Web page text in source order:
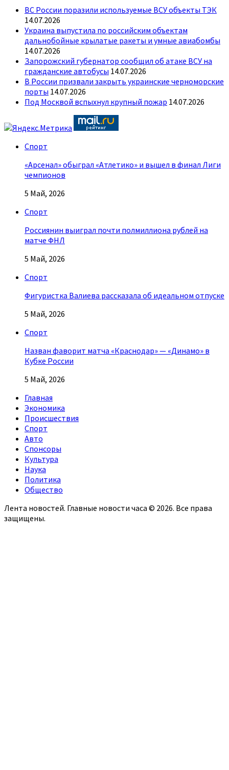
ВС России поразили используемые ВСУ объекты ТЭК
14.07.2026
Украина выпустила по российским объектам
дальнобойные крылатые ракеты и умные авиабомбы
14.07.2026
Запорожский губернатор сообщил об атаке ВСУ на
гражданские автобусы 14.07.2026
В России призвали закрыть украинские черноморские
порты 14.07.2026
Под Москвой вспыхнул крупный пожар 14.07.2026
Спорт
«Арсенал» обыграл «Атлетико» и вышел в финал Лиги
чемпионов
5 Май, 2026
Спорт
Россиянин выиграл почти полмиллиона рублей на
матче ФНЛ
5 Май, 2026
Спорт
Фигуристка Валиева рассказала об идеальном отпуске
5 Май, 2026
Спорт
Назван фаворит матча «Краснодар» — «Динамо» в
Кубке России
5 Май, 2026
Главная
Экономика
Происшествия
Спорт
Авто
Спонсоры
Культура
Наука
Политика
Общество
Лента новостей. Главные новости часа © 2026. Все права
защищены.